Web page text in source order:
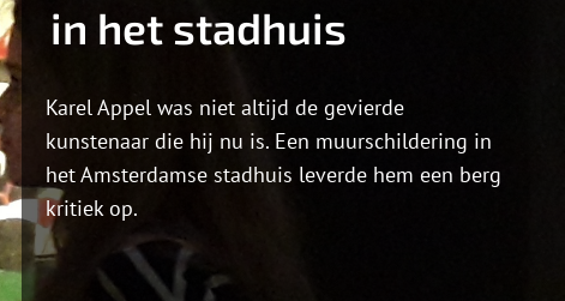
in het stadhuis
Karel Appel was niet altijd de gevierde
kunstenaar die hij nu is. Een muurschildering in
het Amsterdamse stadhuis leverde hem een berg
kritiek op.